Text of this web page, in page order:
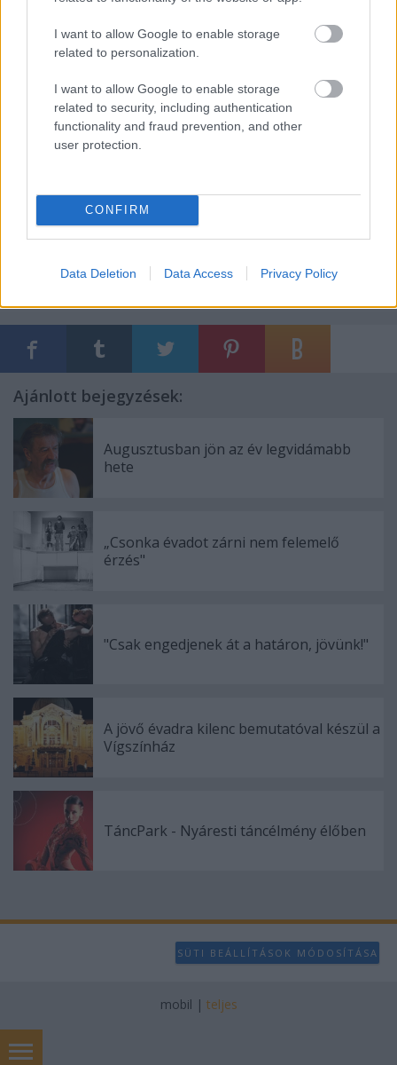
I want to allow Google to enable storage
related to personalization.
I want to allow Google to enable storage
related to security, including authentication
functionality and fraud prevention, and other
user protection.
CONFIRM
Data Deletion Data Access Privacy Policy
Mozgás: Uray Péter m.v.
Irodalmi munkatárs: Lengyel Anna m.v.
Kulturális szakértők: Ljubica Ostojic m.v., (BiH)
Homolya Borbála
Fény: Pallagi Mihály,Lendvay Károly
Hang: Voronkó Miklós,Hofgesang Péter
Kellék: Tölli Judit,Juhász Ildikó
RENDEZŐ:CSÁNYI JÁNOS
Ajánlott bejegyzések:
Augusztusban jön az év legvidámabb
hete
„Csonka évadot zárni nem felemelő
érzés"
"Csak engedjenek át a határon, jövünk!"
A jövő évadra kilenc bemutatóval készül a
Vígszínház
TáncPark - Nyáresti táncélmény élőben
SÜTI BEÁLLÍTÁSOK MÓDOSÍTÁSA
mobil | teljes